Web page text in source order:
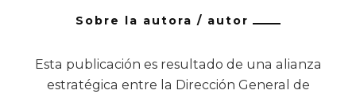
Sobre la autora / autor
Esta publicación es resultado de una alianza
estratégica entre la Dirección General de